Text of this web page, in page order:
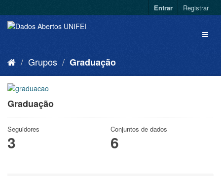
Entrar Registrar
Grupos Graduação
Graduação
Seguidores
3
Conjuntos de dados
6